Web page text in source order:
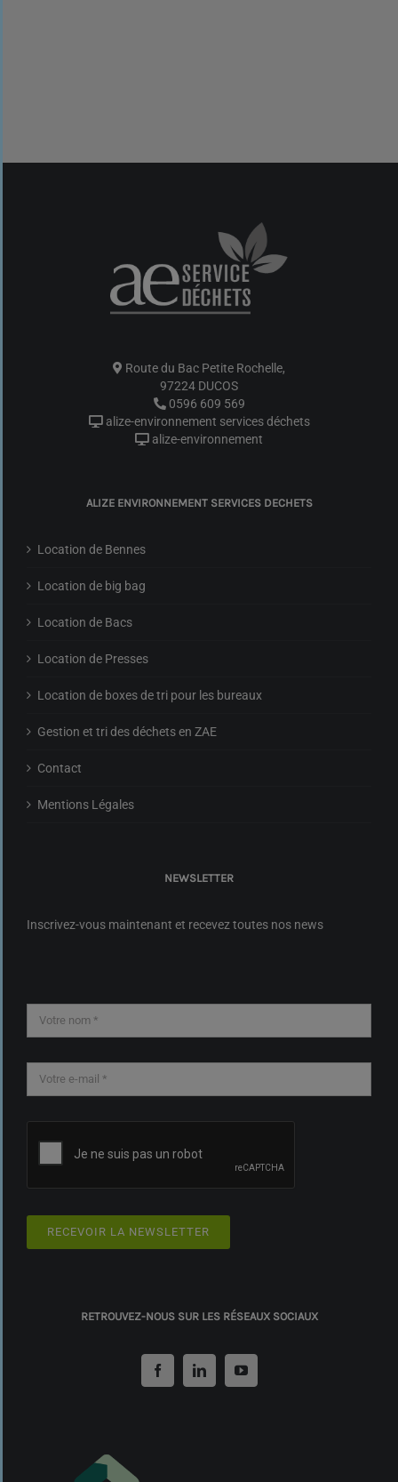
Route du Bac Petite Rochelle,
97224 DUCOS
0596 609 569
alize-environnement services déchets
alize-environnement
ALIZE ENVIRONNEMENT SERVICES DECHETS
Location de Bennes
Location de big bag
Location de Bacs
Location de Presses
Location de boxes de tri pour les bureaux
Gestion et tri des déchets en ZAE
Contact
Mentions Légales
NEWSLETTER
Inscrivez-vous maintenant et recevez toutes nos news
RECEVOIR LA NEWSLETTER
RETROUVEZ-NOUS SUR LES RÉSEAUX SOCIAUX